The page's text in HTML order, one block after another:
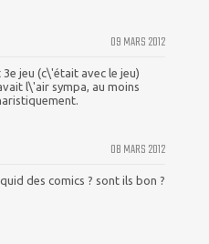
09 MARS 2012
3e jeu (c\'était avec le jeu)
l\'air sympa, au moins
08 MARS 2012
des comics ? sont ils bon ?